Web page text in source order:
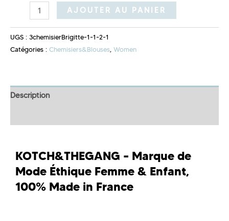
AJOUTER AU PANIER
UGS : 3chemisierBrigitte-1-1-2-1
Catégories : Chemisiers&Blouses, Women
Description
KOTCH&THEGANG – Marque de
Mode Éthique Femme & Enfant,
100% Made in France